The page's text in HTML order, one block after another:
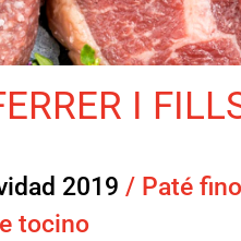
I
2019 / Paté
tocino